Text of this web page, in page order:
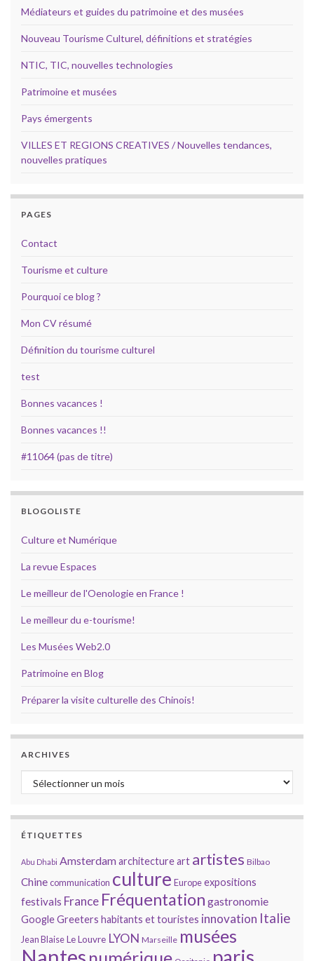
Médiateurs et guides du patrimoine et des musées
Nouveau Tourisme Culturel, définitions et stratégies
NTIC, TIC, nouvelles technologies
Patrimoine et musées
Pays émergents
VILLES ET REGIONS CREATIVES / Nouvelles tendances,
nouvelles pratiques
PAGES
Contact
Tourisme et culture
Pourquoi ce blog ?
Mon CV résumé
Définition du tourisme culturel
test
Bonnes vacances !
Bonnes vacances !!
#11064 (pas de titre)
BLOGOLISTE
Culture et Numérique
La revue Espaces
Le meilleur de l'Oenologie en France !
Le meilleur du e-tourisme!
Les Musées Web2.0
Patrimoine en Blog
Préparer la visite culturelle des Chinois!
ARCHIVES
Archives
ÉTIQUETTES
Abu Dhabi Amsterdamarchitectureart artistes Bilbao
Chinecommunication culture Europeexpositions
festivals France Fréquentation gastronomie
GoogleGreeters habitants et touristes innovation Italie
Jean BlaiseLe Louvre LYON Marseille musées